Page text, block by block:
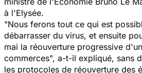
à l'Elysée.
"Nous ferons tout ce qui est
débarrasser du virus, et ensuite
mai la réouverture progressive
commerces", a-t-il expliqué, sans
les protocoles de réouverture des